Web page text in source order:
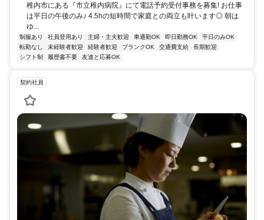
稚内市にある『市立稚内病院』にて電話予約受付事務を募集! お仕事
は平日の午後のみ♪ 4.5hの短時間で家庭との両立も叶います◎ 朝は
ゆ...
制服あり 社員登用あり 主婦・主夫歓迎 車通勤OK 即日勤務OK
平日のみOK
転勤なし
未経験者歓迎 経験者歓迎 ブランクOK 交通費支給
長期歓迎
シフト制
履歴書不要 友達と応募OK
契約社員